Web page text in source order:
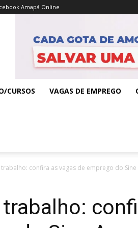
Amapá Online
CURSOS VAGAS DE EMPREGO
confira as vagas de emprego do Sine